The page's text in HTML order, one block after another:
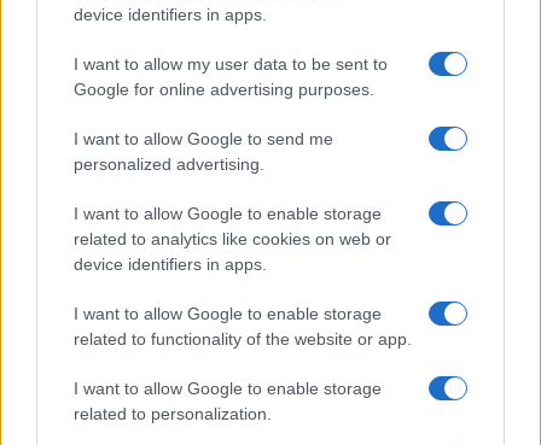
device identifiers in apps.
I want to allow my user data to be sent to
Google for online advertising purposes.
I want to allow Google to send me
personalized advertising.
I want to allow Google to enable storage
related to analytics like cookies on web or
device identifiers in apps.
I want to allow Google to enable storage
related to functionality of the website or app.
I want to allow Google to enable storage
related to personalization.
Paolo Pinna
Martina Agostina Diturco
I nostri cari